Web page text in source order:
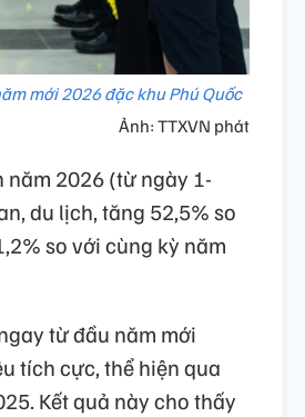
mới 2026 đặc khu Phú Quốc
Ảnh: TTXVN phát
năm 2026 (từ ngày 1-
du lịch, tăng 52,5% so
so với cùng kỳ năm
từ đầu năm mới
tích cực, thể hiện qua
Kết quả này cho thấy